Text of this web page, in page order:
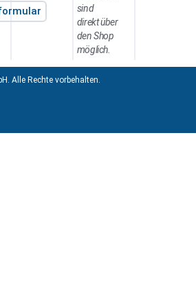
sind
direkt über
den Shop
möglich.
Alle Rechte vorbehalten.